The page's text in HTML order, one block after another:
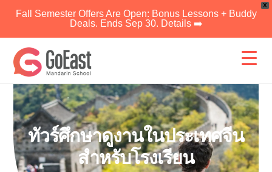
X
Fall Semester Offers Are Open: Bonus Lessons + Buddy
Deals. Ends Sep 30. Details ➡️
เนื้อหา
ทัวร์ศึกษาดูงานในประเทศจีน
สำหรับโรงเรียน